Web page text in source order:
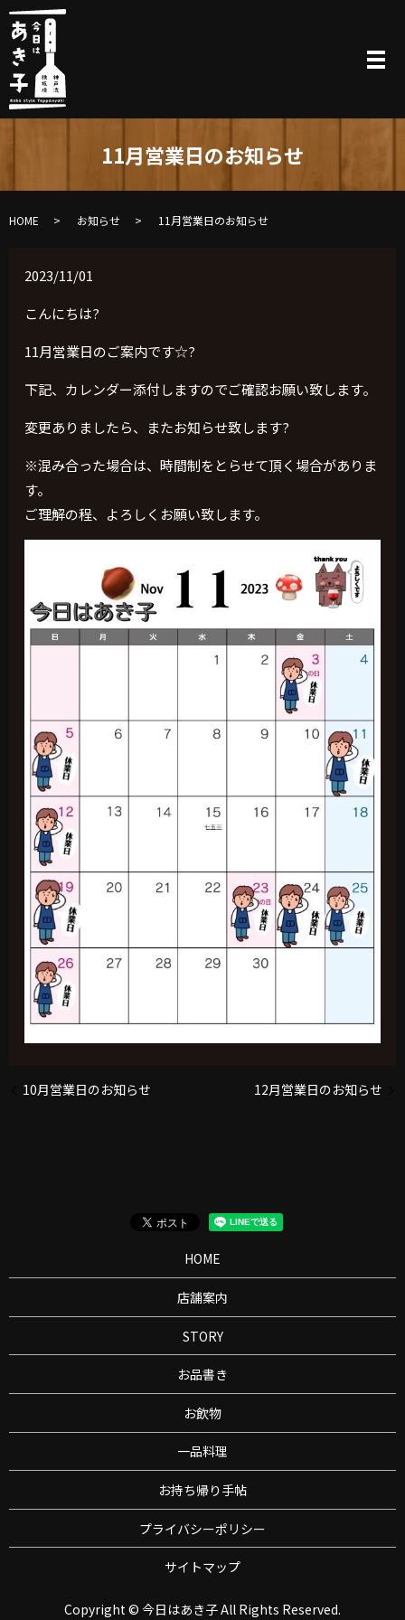
11月営業日のお知らせ
HOME お知らせ 11月営業日のお知らせ
2023/11/01
こんにちは?
11月営業日のご案内です☆?
下記、カレンダー添付しますのでご確認お願い致します。
変更ありましたら、またお知らせ致します?
※混み合った場合は、時間制をとらせて頂く場合がありま
す。
ご理解の程、よろしくお願い致します。
10月営業日のお知らせ 12月営業日のお知らせ
HOME
店舗案内
STORY
お品書き
お飲物
一品料理
お持ち帰り手帖
プライバシーポリシー
サイトマップ
Copyright © 今日はあき子 All Rights Reserved.